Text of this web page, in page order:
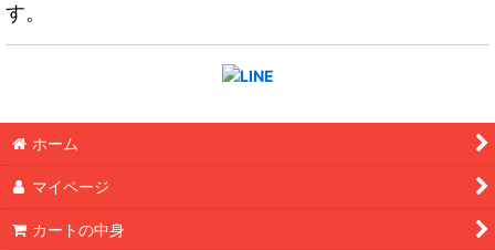
す。
ホーム
マイページ
カートの中身